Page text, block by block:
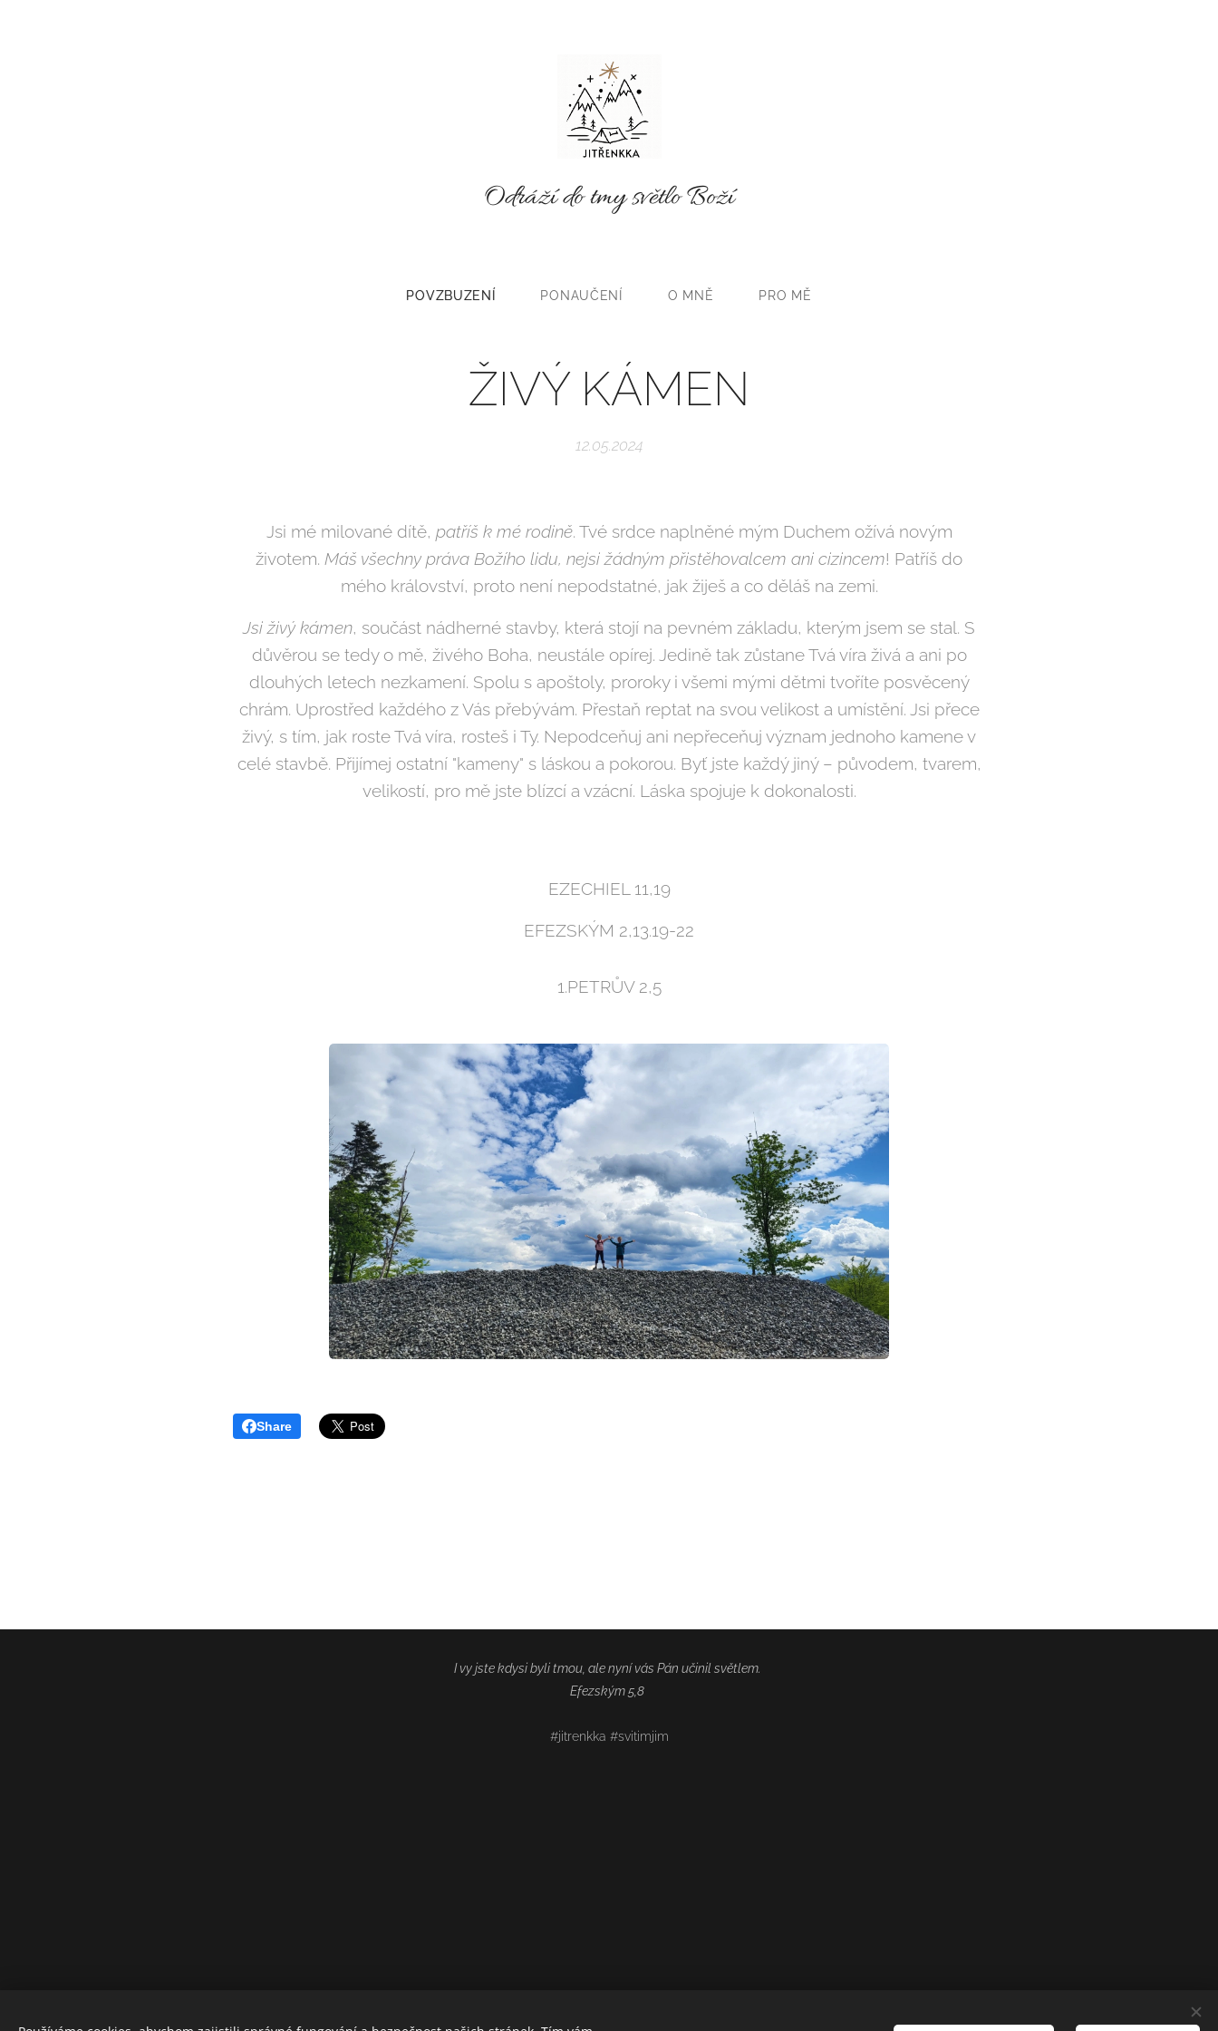
Odráží do tmy světlo Boží
POVZBUZENÍ PONAUČENÍ O MNĚ PRO MĚ
ŽIVÝ KÁMEN
12.05.2024
Jsi mé milované dítě, patříš k mé rodině. Tvé srdce naplněné mým Duchem ožívá novým
životem. Máš všechny práva Božího lidu, nejsi žádným přistěhovalcem ani cizincem! Patříš do
mého království, proto není nepodstatné, jak žiješ a co děláš na zemi.
Jsi živý kámen, součást nádherné stavby, která stojí na pevném základu, kterým jsem se stal. S
důvěrou se tedy o mě, živého Boha, neustále opírej. Jedině tak zůstane Tvá víra živá a ani po
dlouhých letech nezkamení. Spolu s apoštoly, proroky i všemi mými dětmi tvoříte posvěcený
chrám. Uprostřed každého z Vás přebývám. Přestaň reptat na svou velikost a umístění. Jsi přece
živý, s tím, jak roste Tvá víra, rosteš i Ty. Nepodceňuj ani nepřeceňuj význam jednoho kamene v
celé stavbě. Přijímej ostatní "kameny" s láskou a pokorou. Byť jste každý jiný – původem, tvarem,
velikostí, pro mě jste blízcí a vzácní. Láska spojuje k dokonalosti.
EZECHIEL 11,19
EFEZSKÝM 2,13.19-22
1.PETRŮV 2,5
Share
I vy jste kdysi byli tmou, ale nyní vás Pán učinil světlem.
Efezským 5,8
#jitrenkka #svitimjim